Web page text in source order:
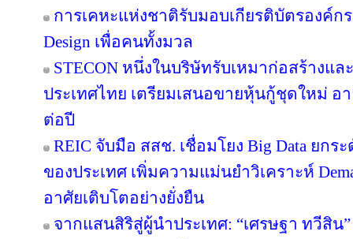
การเคหะแห่งชาติรับมอบเกียรติบัตรองค์ก
Design เพื่อคนทั้งมวล
STECON หนึ่งในบริษัทรับเหมาก่อสร้างแ
ประเทศไทย เตรียมเสนอขายหุ้นกู้ชุดใหม่ อ
ต่อปี
REIC จับมือ สสช. เชื่อมโยง Big Data ยก
ของประเทศ เพิ่มความแม่นยำวิเคราะห์
อาศัยเติบโตอย่างยั่งยืน
จากแสนสิริสู่ผู้นำประเทศ: “เศรษฐา ทวีสิน